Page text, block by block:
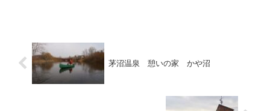
茅沼温泉 憩いの家 かや沼